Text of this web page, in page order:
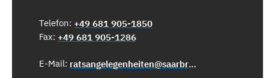
Telefon: +49 681 905-1850
Fax: +49 681 905-1286
E-Mail: ratsangelegenheiten@saarbruecken.de